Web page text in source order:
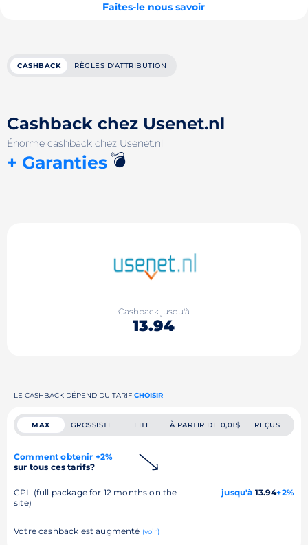
Faites-le nous savoir
CASHBACK RÈGLES D'ATTRIBUTION
Cashback chez Usenet.nl
Énorme cashback chez Usenet.nl
+ Garanties💣
Cashback jusqu'à
13.94
LE CASHBACK DÉPEND DU TARIF CHOISIR
MAX GROSSISTE LITE À PARTIR DE 0,01$ REÇUS
Comment obtenir +2%
sur tous ces tarifs?
CPL (full package for 12 months on the
site)
jusqu'à 13.94+2%
Votre cashback est augmenté (voir)